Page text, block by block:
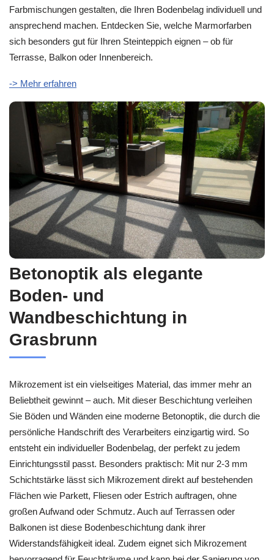
Farbmischungen gestalten, die Ihren Bodenbelag individuell und
ansprechend machen. Entdecken Sie, welche Marmorfarben
sich besonders gut für Ihren Steinteppich eignen – ob für
Terrasse, Balkon oder Innenbereich.
-> Mehr erfahren
Betonoptik als elegante
Boden- und
Wandbeschichtung in
Grasbrunn
Mikrozement ist ein vielseitiges Material, das immer mehr an
Beliebtheit gewinnt – auch. Mit dieser Beschichtung verleihen
Sie Böden und Wänden eine moderne Betonoptik, die durch die
persönliche Handschrift des Verarbeiters einzigartig wird. So
entsteht ein individueller Bodenbelag, der perfekt zu jedem
Einrichtungsstil passt. Besonders praktisch: Mit nur 2-3 mm
Schichtstärke lässt sich Mikrozement direkt auf bestehenden
Flächen wie Parkett, Fliesen oder Estrich auftragen, ohne
großen Aufwand oder Schmutz. Auch auf Terrassen oder
Balkonen ist diese Bodenbeschichtung dank ihrer
Widerstandsfähigkeit ideal. Zudem eignet sich Mikrozement